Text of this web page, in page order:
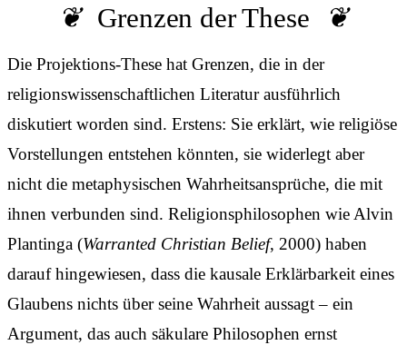
Grenzen der These
Die Projektions-These hat Grenzen, die in der
religionswissenschaftlichen Literatur ausführlich
diskutiert worden sind. Erstens: Sie erklärt, wie religiöse
Vorstellungen entstehen könnten, sie widerlegt aber
nicht die metaphysischen Wahrheitsansprüche, die mit
ihnen verbunden sind. Religionsphilosophen wie Alvin
Plantinga (Warranted Christian Belief, 2000) haben
darauf hingewiesen, dass die kausale Erklärbarkeit eines
Glaubens nichts über seine Wahrheit aussagt – ein
Argument, das auch säkulare Philosophen ernst